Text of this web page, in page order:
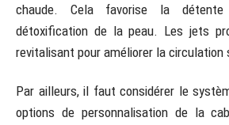
chaude. Cela favorise la
détoxification de la peau. Les jets
revitalisant pour améliorer la circulation
Par ailleurs, il faut considérer le
options de personnalisation de la